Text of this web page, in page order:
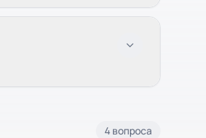
4 вопроса